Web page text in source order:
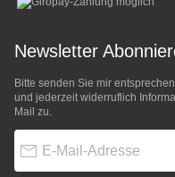
Newsletter
Bitte senden Sie mir
und jederzeit widerruflich
Mail zu.